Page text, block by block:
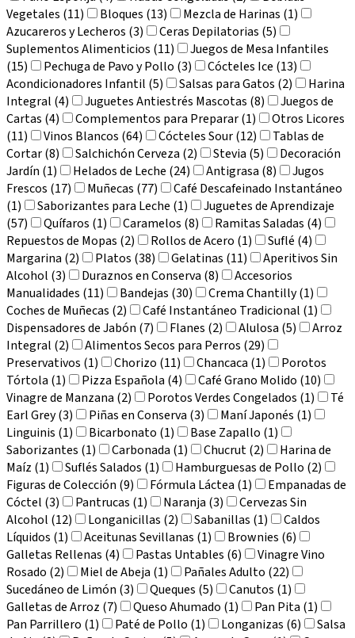
Vegetales (11)
Bloques (13)
Mezcla de Harinas (1)
Azucareros y Lecheros (3)
Ceras Depilatorias (5)
Suplementos Alimenticios (11)
Juegos de Mesa Infantiles
(15)
Pechuga de Pavo y Pollo (3)
Cócteles Ice (13)
Acondicionadores Infantil (5)
Salsas para Gatos (2)
Harina
Integral (4)
Juguetes Antiestrés Mascotas (8)
Juegos de
Cartas (4)
Complementos para Preparar (1)
Otros Licores
(11)
Vinos Blancos (64) Cócteles Sour (12)
Tablas de
Cortar (8)
Salchichón Cerveza (2) Stevia (5)
Decoración
Jardín (1)
Helados de Leche (24) Antigrasa (8)
Jugos
Frescos (17)
Muñecas (77)
Café Descafeinado Instantáneo
(1)
Saborizantes para Leche (1)
Juguetes de Aprendizaje
(57)
Quífaros (1) Caramelos (8)
Ramitas Saladas (4)
Repuestos de Mopas (2)
Rollos de Acero (1)
Suflé (4)
Margarina (2)
Platos (38) Gelatinas (11)
Aperitivos Sin
Alcohol (3)
Duraznos en Conserva (8)
Accesorios
Manualidades (11)
Bandejas (30)
Crema Chantilly (1)
Coches de Muñecas (2)
Café Instantáneo Tradicional (1)
Dispensadores de Jabón (7)
Flanes (2) Alulosa (5)
Arroz
Integral (2)
Alimentos Secos para Perros (29)
Preservativos (1)
Chorizo (11) Chancaca (1)
Porotos
Tórtola (1)
Pizza Española (4)
Café Grano Molido (10)
Vinagre de Manzana (2)
Porotos Verdes Congelados (1)
Té
Earl Grey (3)
Piñas en Conserva (3)
Maní Japonés (1)
Linguinis (1)
Bicarbonato (1)
Base Zapallo (1)
Saborizantes (1)
Carbonada (1) Chucrut (2)
Harina de
Maíz (1)
Suflés Salados (1)
Hamburguesas de Pollo (2)
Figuras de Colección (9)
Fórmula Láctea (1)
Empanadas de
Cóctel (3)
Pantrucas (1) Naranja (3)
Cervezas Sin
Alcohol (12)
Longanicillas (2) Sabanillas (1)
Caldos
Líquidos (1)
Aceitunas Sevillanas (1)
Brownies (6)
Galletas Rellenas (4)
Pastas Untables (6)
Vinagre Vino
Rosado (2)
Miel de Abeja (1)
Pañales Adulto (22)
Sucedáneo de Limón (3)
Queques (5)
Canutos (1)
Galletas de Arroz (7)
Queso Ahumado (1)
Pan Pita (1)
Pan Parrillero (1)
Paté de Pollo (1) Longanizas (6)
Salsa